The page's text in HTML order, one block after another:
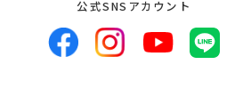
公式SNSアカウント